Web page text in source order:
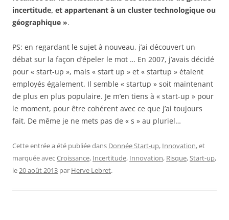
incertitude, et appartenant à un cluster technologique ou
géographique ».
PS: en regardant le sujet à nouveau, j’ai découvert un
débat sur ​​la façon d’épeler le mot … En 2007, j’avais décidé
pour « start-up », mais « start up » et « startup » étaient
employés également. Il semble « startup » soit maintenant
de plus en plus populaire. Je m’en tiens à « start-up » pour
le moment, pour être cohérent avec ce que j’ai toujours
fait. De même je ne mets pas de « s » au pluriel…
Cette entrée a été publiée dans Donnée Start-up, Innovation, et
marquée avecCroissance, Incertitude, Innovation, Risque,Start-up,
le20 août 2013 par Herve Lebret.